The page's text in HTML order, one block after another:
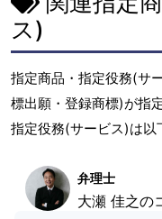
ス)
指定商品・指定役務(サ
標出願・登録商標)が指
指定役務(サービス)は以
弁理士
大瀬 佳之の